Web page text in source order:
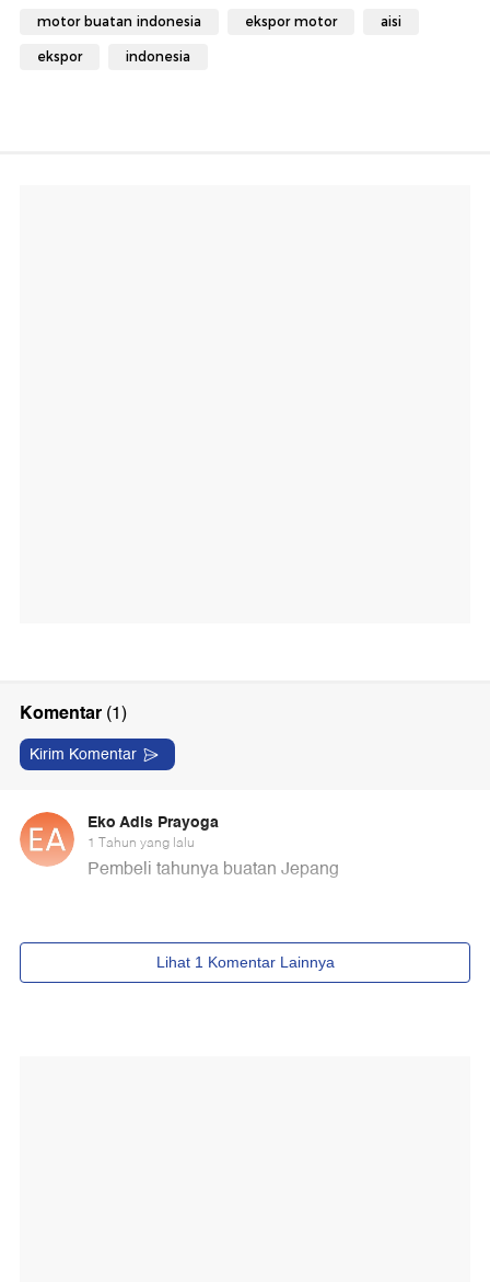
motor buatan indonesia ekspor motor aisi
ekspor indonesia